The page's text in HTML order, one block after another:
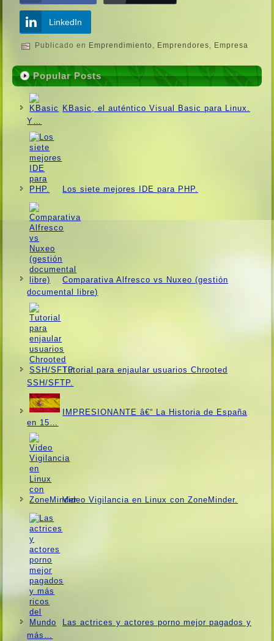
LinkedIn
Publicado en Emprendimiento , Emprendores, Empresa
Popular Posts
KBasic, el auténtico Visual Basic para Linux.
Y…
Los siete mejores IDE para PHP.
Comparativa Alfresco vs Nuxeo (gestión
documental libre)
Tutorial para enjaular usuarios Chrooted
SSH/SFTP.
IMPRESIONANTE â€“ La Historia de España
en 15…
Video Vigilancia en Linux con ZoneMinder.
Las actrices y actores porno mejor pagados y
más…